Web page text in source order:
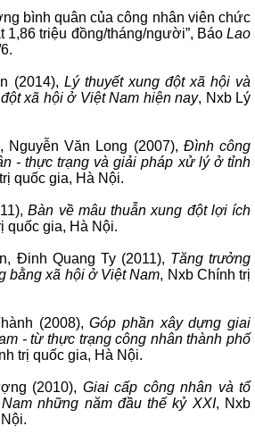
bình quân của công nhân viên chức
1,86 triệu đồng/tháng/người”, Báo Lao
(2014), Lý thuyết xung đột xã hội và
xã hội ở Việt Nam hiện nay, Nxb Lý
Văn Long (2007), Đình công
- thực trạng và giải pháp xử lý ở tỉnh
quốc gia, Hà Nội.
Bàn về mâu thuẫn xung đột lợi ích
quốc gia, Hà Nội.
Đinh Quang Ty (2011), Tăng trưởng
bằng xã hội ở Việt Nam, Nxb Chính trị
(2008),Góp phần xây dựng giai
- từ thực trạng công nhân thành phố
trị quốc gia, Hà Nội.
(2010), Giai cấp công nhân và tổ
những năm đầu thế kỷ XXI, Nxb